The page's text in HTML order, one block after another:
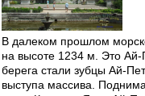
В далеком прошлом
на высоте 1234 м. Это
берега стали зубцы Ай-
выступа массива.